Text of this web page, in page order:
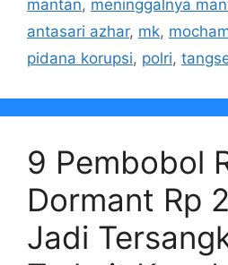
mantan, meninggalnya
antasari azhar, mk,
pidana korupsi, polri,
9 Pembobol
Dormant Rp
Jadi